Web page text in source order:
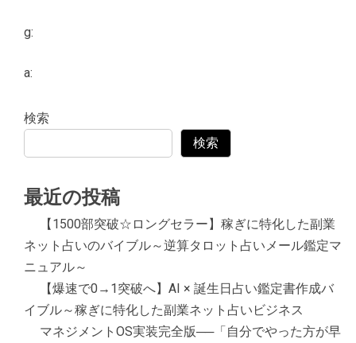
g:
a:
検索
検索
最近の投稿
【1500部突破☆ロングセラー】稼ぎに特化した副業
ネット占いのバイブル～逆算タロット占いメール鑑定マ
ニュアル～
【爆速で0→1突破へ】AI × 誕生日占い鑑定書作成バ
イブル～稼ぎに特化した副業ネット占いビジネス
マネジメントOS実装完全版──「自分でやった方が早